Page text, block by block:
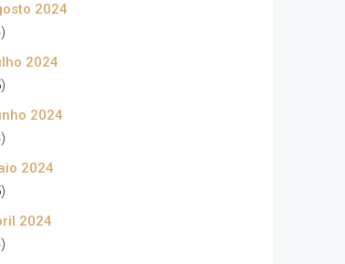
2024
2024
2024
2024
2024